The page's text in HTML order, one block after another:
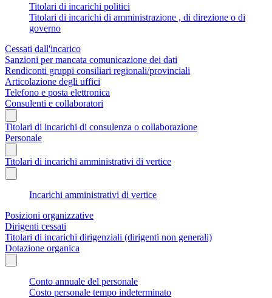
Titolari di incarichi politici
Titolari di incarichi di amministrazione , di direzione o di
governo
Cessati dall'incarico
Sanzioni per mancata comunicazione dei dati
Rendiconti gruppi consiliari regionali/provinciali
Articolazione degli uffici
Telefono e posta elettronica
Consulenti e collaboratori
Titolari di incarichi di consulenza o collaborazione
Personale
Titolari di incarichi amministrativi di vertice
Incarichi amministrativi di vertice
Posizioni organizzative
Dirigenti cessati
Titolari di incarichi dirigenziali (dirigenti non generali)
Dotazione organica
Conto annuale del personale
Costo personale tempo indeterminato